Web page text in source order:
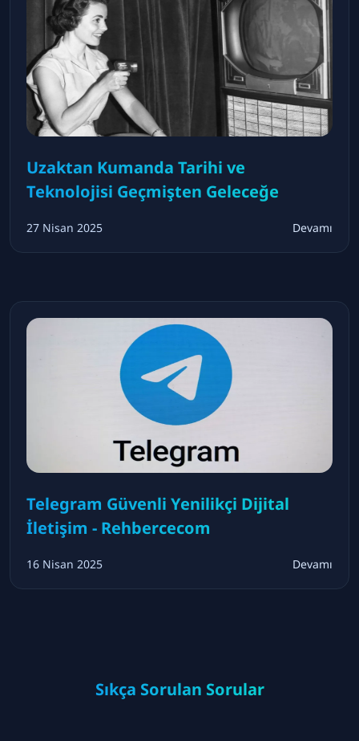
Uzaktan Kumanda Tarihi ve
Teknolojisi Geçmişten Geleceğe
27 Nisan 2025 Devamı
Telegram Güvenli Yenilikçi Dijital
İletişim - Rehbercecom
16 Nisan 2025 Devamı
Sıkça Sorulan Sorular